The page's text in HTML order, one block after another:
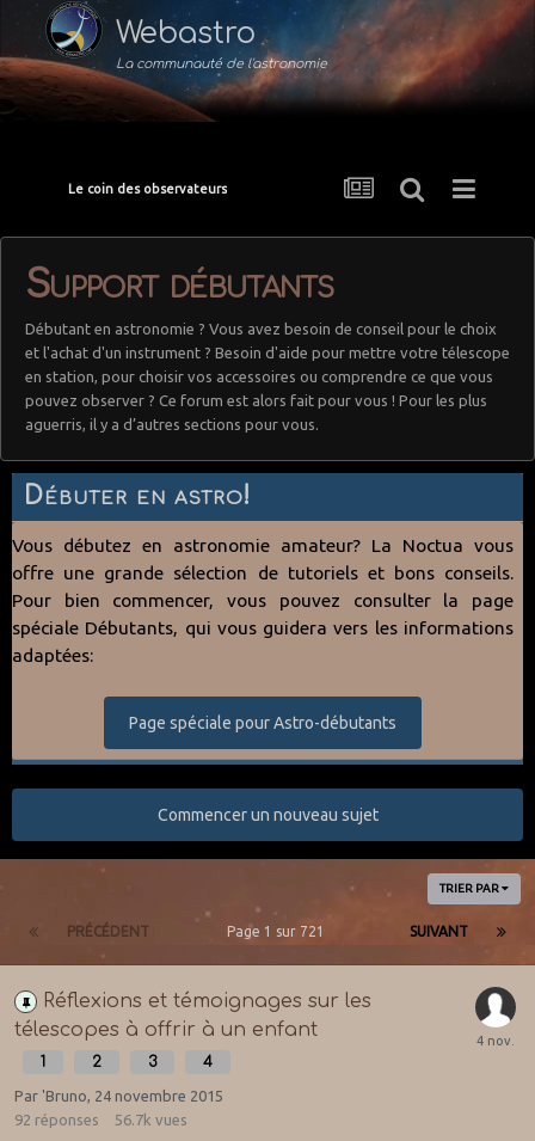
Webastro
La communauté de l'astronomie
Le coin des observateurs
Support débutants
Débutant en astronomie ? Vous avez besoin de conseil pour le choix
et l'achat d'un instrument ? Besoin d'aide pour mettre votre télescope
en station, pour choisir vos accessoires ou comprendre ce que vous
pouvez observer ? Ce forum est alors fait pour vous ! Pour les plus
aguerris, il y a d’autres sections pour vous.
Débuter en astro!
Vous débutez en astronomie amateur? La Noctua vous
offre une grande sélection de tutoriels et bons conseils.
Pour bien commencer, vous pouvez consulter la page
spéciale Débutants, qui vous guidera vers les informations
adaptées:
Page spéciale pour Astro-débutants
Commencer un nouveau sujet
TRIER PAR
PRÉCÉDENT SUIVANT
Page 1 sur 721
Réflexions et témoignages sur les
télescopes à offrir à un enfant
1 2 3
4
Par 'Bruno 24 novembre 2015
92 réponses 56.7k vues